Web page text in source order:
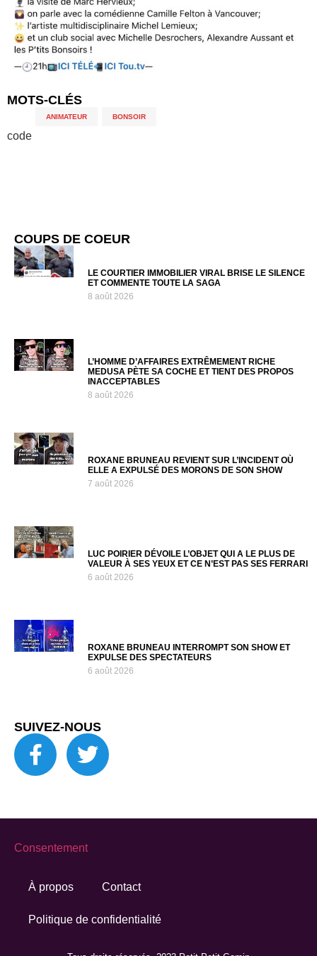
MOTS-CLÉS
ANIMATEUR BONSOIR
code
COUPS DE COEUR
LE COURTIER IMMOBILIER VIRAL BRISE LE SILENCE
ET COMMENTE TOUTE LA SAGA
8 août 2026
L’HOMME D’AFFAIRES EXTRÊMEMENT RICHE
MEDUSA PÈTE SA COCHE ET TIENT DES PROPOS
INACCEPTABLES
8 août 2026
ROXANE BRUNEAU REVIENT SUR L’INCIDENT OÙ
ELLE A EXPULSÉ DES MORONS DE SON SHOW
7 août 2026
LUC POIRIER DÉVOILE L’OBJET QUI A LE PLUS DE
VALEUR À SES YEUX ET CE N’EST PAS SES FERRARI
6 août 2026
ROXANE BRUNEAU INTERROMPT SON SHOW ET
EXPULSE DES SPECTATEURS
6 août 2026
SUIVEZ-NOUS
À propos Contact
Politique de confidentialité
Consentement